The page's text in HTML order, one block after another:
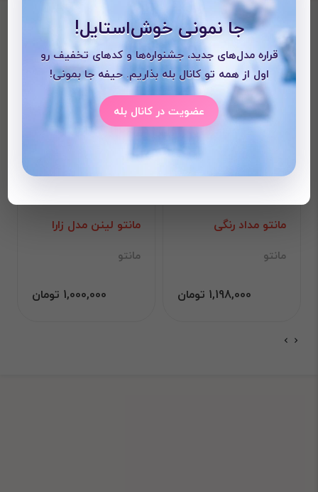
محصولات دیده شده
مانتو مداد رنگی
مانتو
1,198,000 تومان
مانتو لینن مدل زارا
مانتو
1,000,000 تومان
جا نمونی خوش‌استایل!
قراره مدل‌های جدید، جشنواره‌ها و کدهای تخفیف رو
اول از همه تو کانال بله بذاریم. حیفه جا بمونی!
عضویت در کانال بله